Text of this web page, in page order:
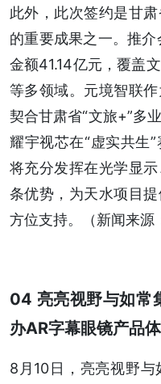
此外，此次签约是甘
的重要成果之一。推
金额41.14亿元，覆盖
等多领域。元境智联
契合甘肃省“文旅+”多
耀宇视芯在“虚实共生
将充分发挥在光学显
条优势，为天水项目
方位支持。（新闻来源
04 亮亮视野与如常
办AR字幕眼镜产品
8月10日，亮亮视野